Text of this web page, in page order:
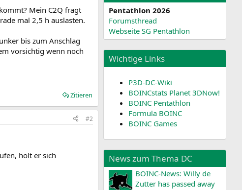
Mein C2Q fragt
mal 2,5 h auslasten.
bis zum Anschlag
vorsichtig wenn noch
Zitieren
#2
holt er sich
Pentathlon 2026
Forumsthread
Webseite SG Pentathlon
Wichtige Links
P3D-DC-Wiki
BOINCstats Planet 3DNow!
BOINC Pentathlon
Formula BOINC
BOINC Games
News zum Thema DC
BOINC-News: Willy de
Zutter has passed away